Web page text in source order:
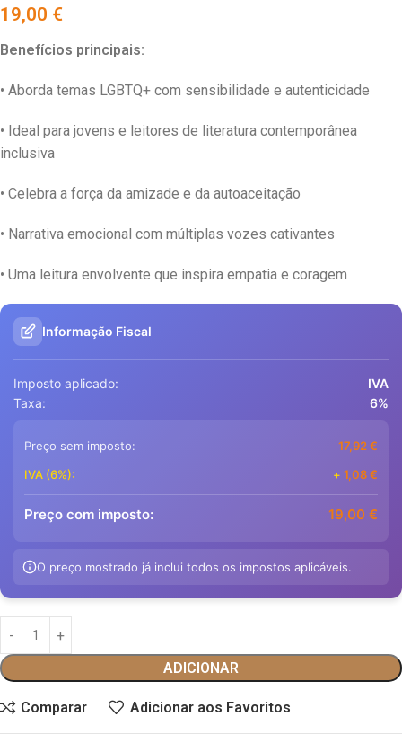
19,00 €
Benefícios principais:
• Aborda temas LGBTQ+ com sensibilidade e autenticidade
• Ideal para jovens e leitores de literatura contemporânea
inclusiva
• Celebra a força da amizade e da autoaceitação
• Narrativa emocional com múltiplas vozes cativantes
• Uma leitura envolvente que inspira empatia e coragem
Informação Fiscal
Imposto aplicado:
IVA
Taxa:
6%
Preço sem imposto: 17,92€
IVA (6%):
+ 1,08€
Preço com imposto: 19,00 €
O preço mostrado já inclui todos os impostos aplicáveis.
ADICIONAR
Comparar Adicionar aos Favoritos